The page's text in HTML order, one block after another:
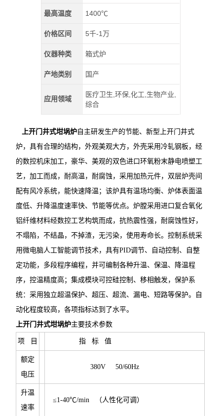
最高温度 1400℃
价格区间 5千-1万
仪器种类 箱式炉
产地类别 国产
应用领域
医疗卫生,环保,化工,生物产业,
综合
上开门井式坩埚炉 自主研发生产的节能、新型上开门井式
炉，具有合理的结构，外观美观大方，外壳采用冷轧钢板，经
的数控机床加工，豪华、美观的双色进口环氧粉末静电喷塑工
艺，加工而成，耐高温，耐腐蚀，采用加热元件，双层炉壳间
配有风冷系统，能快速降温；该炉具有温场均衡、炉体表面温
度低、升降温度速率快、节能等优点。炉膛采用进口复合氧化
铝纤维材料经数控工艺构筑而成，抗热震性强，耐腐蚀性好，
不塌陷，不结晶，不掉渣，无污染，使用寿命长。控制系统采
用微电脑人工智能调节技术，具有PID调节、自动控制、自整
定功能，多段程序编程，并可编制各种升温、保温、降温程
序，控温精度高；集成模块可控硅控制、移相触发，保护系
统：采用独立超温保护、超压、超流、漏电、短路等保护。自
动化程度较高，各项指标达到了水平。
上开门井式坩埚炉主要技术参数
项 目 指 标 值
额定
电压
380V 50/60Hz
升温
速率
≤1-40℃/min （人性化可调）